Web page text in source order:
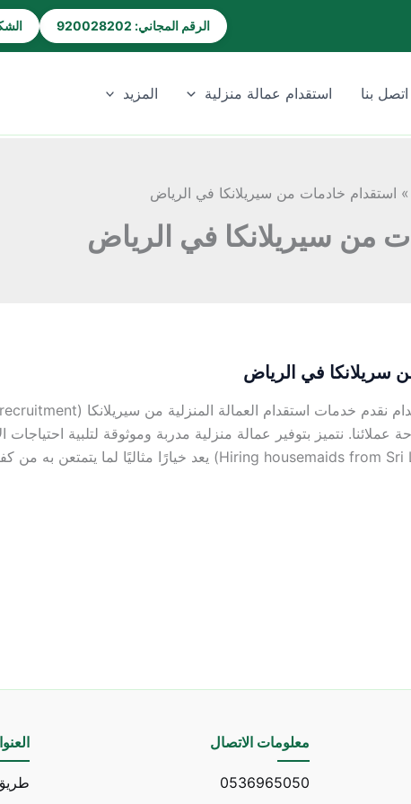
الرقم المجاني: 920028202
اتصل بنا استقدام عمالة منزلية المزيد
استقدام خادمات من سيريلانكا في الرياض
من سيريلانكا في الرياض
سريلانكا في الرياض
عملائنا. نتميز بتوفير عمالة منزلية مدربة وموثوقة لتلبية
معلومات الاتصال
0536965050